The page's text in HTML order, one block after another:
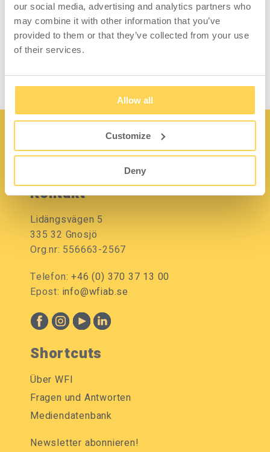
our social media, advertising and analytics partners who
may combine it with other information that you’ve
provided to them or that they’ve collected from your use
of their services.
Allow all
Customize
Deny
3-253-0
Zum Einsehen von Preisen
und Lagerstatus anmelden.
H03-001-001-01
Zum Einsehen von Preisen
Kontakt
Lidängsvägen 5
335 32 Gnosjö
Org.nr: 556663-2567
Telefon:+46 (0) 370 37 13 00
Epost: info@wfiab.se
Shortcuts
Über WFI
Fragen und Antworten
Mediendatenbank
Newsletter abonnieren!